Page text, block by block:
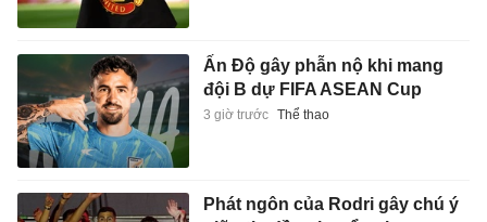
Ấn Độ gây phẫn nộ khi mang
đội B dự FIFA ASEAN Cup
3 giờ trước Thể thao
Phát ngôn của Rodri gây chú ý